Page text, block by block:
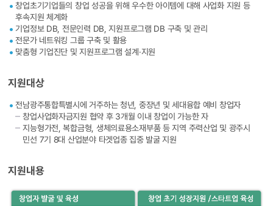
창업초기기업들의 창업 성공을 위해 우수한 아이템에 대해 사업화 지원 등
후속지원 체계화
기업정보 DB, 전문인력 DB, 지원프로그램 DB 구축 및 관리
전문가 네트워킹 그룹 구축 및 활용
맞춤형 기업진단 및 지원프로그램 설계·지원
지원대상
전남광주통합특별시에 거주하는 청년, 중장년 및 세대융합 예비 창업자
창업사업화자금지원 협약 후 3개월 이내 창업이 가능한 자
지능형가전, 복합금형, 생체의료용소재부품 등 지역 주력산업 및 광주시
민선 7기 8대 산업분야 타겟업종 집중 발굴 지원
지원내용